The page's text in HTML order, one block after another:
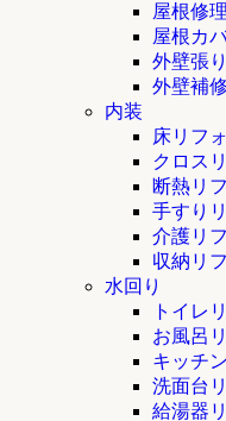
屋根修理
屋根カ
外壁張
外壁補修
内装
床リフ
クロス
断熱リ
手すり
介護リ
収納リ
水回り
トイレ
お風呂
キッチ
洗面台
給湯器